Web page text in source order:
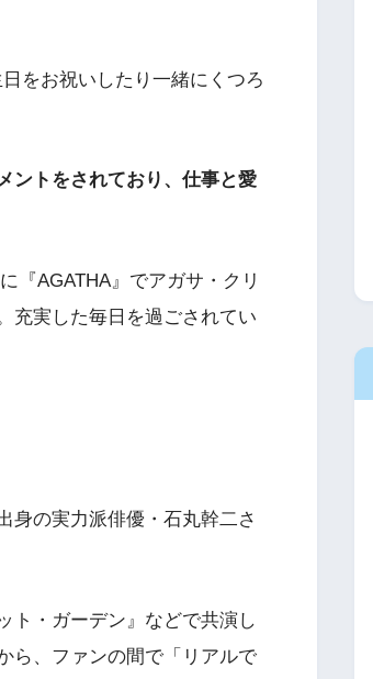
をお祝いしたり一緒にくつろ
ントをされており、仕事と愛
『AGATHA』でアガサ・クリ
充実した毎日を過ごされてい
身の実力派俳優・石丸幹二さ
ト・ガーデン』などで共演し
ら、ファンの間で「リアルで